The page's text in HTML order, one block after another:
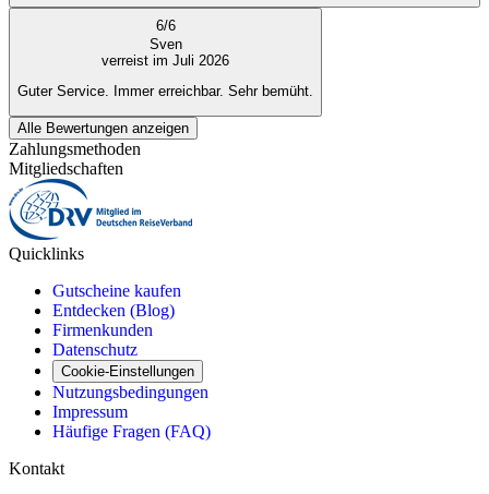
6/6
Sven
verreist im Juli 2026
Guter Service. Immer erreichbar. Sehr bemüht.
Alle Bewertungen anzeigen
Zahlungsmethoden
Mitgliedschaften
Quicklinks
Gutscheine kaufen
Entdecken (Blog)
Firmenkunden
Datenschutz
Cookie-Einstellungen
Nutzungsbedingungen
Impressum
Häufige Fragen (FAQ)
Kontakt